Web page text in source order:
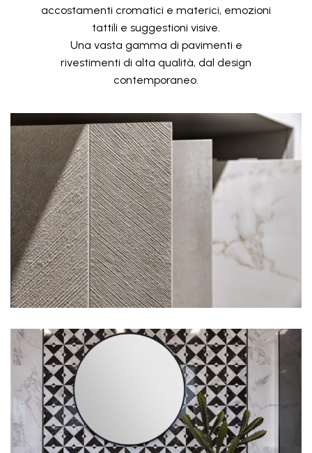
accostamenti cromatici e materici, emozioni
tattili e suggestioni visive.
Una vasta gamma di pavimenti e
rivestimenti di alta qualità, dal design
contemporaneo.